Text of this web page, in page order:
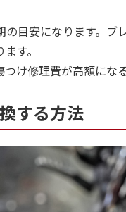
目安になります。
す。
け修理費が高額にな
する方法